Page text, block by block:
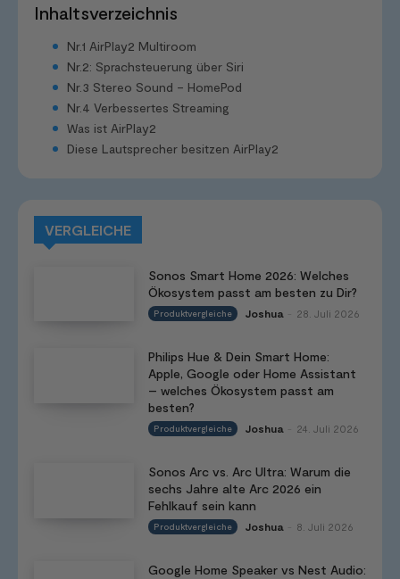
Inhaltsverzeichnis
Nr.1 AirPlay2 Multiroom
Nr.2: Sprachsteuerung über Siri
Nr.3 Stereo Sound – HomePod
Nr.4 Verbessertes Streaming
Was ist AirPlay2
Diese Lautsprecher besitzen AirPlay2
VERGLEICHE
Sonos Smart Home 2026: Welches
Ökosystem passt am besten zu Dir?
Produktvergleiche Joshua 28. Juli 2026
Philips Hue & Dein Smart Home:
Apple, Google oder Home Assistant
– welches Ökosystem passt am
besten?
Produktvergleiche Joshua 24. Juli 2026
Sonos Arc vs. Arc Ultra: Warum die
sechs Jahre alte Arc 2026 ein
Fehlkauf sein kann
Produktvergleiche Joshua 8. Juli 2026
Google Home Speaker vs Nest Audio: